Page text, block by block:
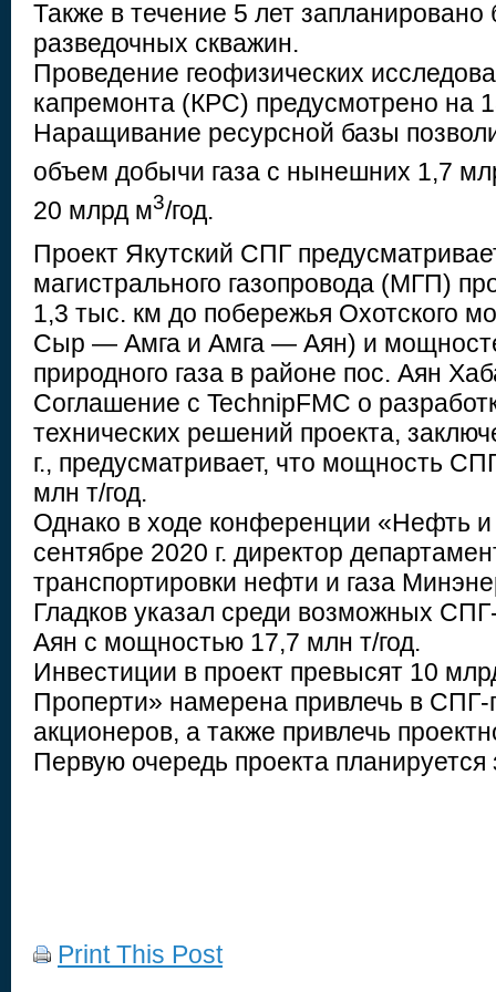
Также в течение 5 лет запланировано
разведочных скважин.
Проведение геофизических
капремонта (КРС) предусмотрено на
Наращивание ресурсной базы
объем добычи газа с нынешних 1,7
20 млрд м3/год.
Проект Якутский СПГ
магистрального газопровода (МГП)
1,3 тыс. км до побережья Охотского
Сыр — Амга и Амга — Аян) и
природного газа в районе пос. Аян
Соглашение с TechnipFMC о
технических решений проекта,
г., предусматривает, что мощность
млн т/год.
Однако в ходе конференции «Нефть и
сентябре 2020 г. директор
транспортировки нефти и газа
Гладков указал среди возможных
Аян с мощностью 17,7 млн т/год.
Инвестиции в проект превысят 10
Проперти» намерена привлечь в СПГ-
акционеров, а также привлечь
Первую очередь проекта планируется
Print This Post